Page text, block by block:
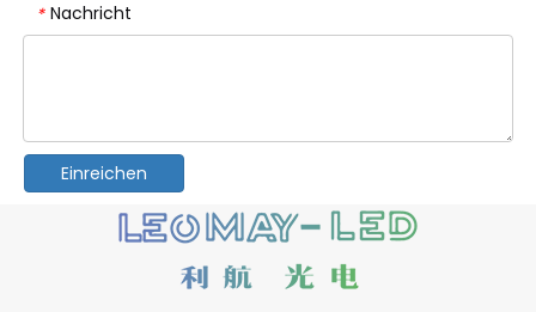
* Nachricht
Einreichen